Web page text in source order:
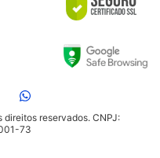
reservados. CNPJ:
73